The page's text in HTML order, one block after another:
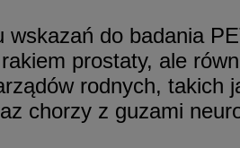
wskazań do badania
prostaty, ale
rodnych, takich
chorzy z guzami